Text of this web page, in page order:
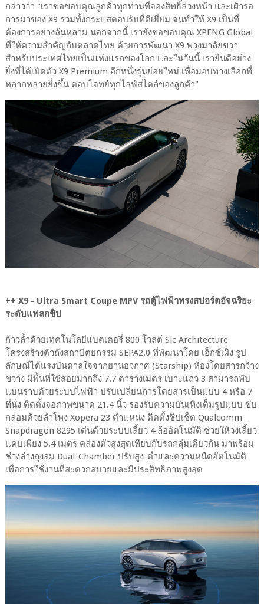
กล่าวว่า "เราขอขอบคุณลูกค้าทุกท่านที่จองสิทธิ์ล่วงหน้า และเฝ้ารอ
การมาของ X9 รวมทั้งกระแสตอบรับที่ดีเยี่ยม จนทำให้ X9 เป็นที่
ต้องการอย่างล้นหลาม นอกจากนี้ เรายังขอขอบคุณ XPENG Global
ที่ให้ความสำคัญกับตลาดไทย ด้วยการพัฒนา X9 พวงมาลัยขวา
สำหรับประเทศไทยเป็นแห่งแรกของโลก และในวันนี้ เรายินดีอย่าง
ยิ่งที่ได้เปิดตัว X9 Premium อีกหนึ่งรุ่นย่อยใหม่ เพื่อมอบทางเลือกที่
หลากหลายยิ่งขึ้น ตอบโจทย์ทุกไลฟ์สไตล์ของลูกค้า"
++ X9 - Ultra Smart Coupe MPV รถตู้ไฟฟ้าทรงสปอร์ตอัจฉริยะ
ระดับแฟลกชิป
ก้าวล้ำด้วยเทคโนโลยีแบตเตอรี่ 800 โวลต์ Sic Architecture
โครงสร้างตัวถังสถาปัตยกรรม SEPA2.0 ที่พัฒนาโดย เอ็กซ์เผิง รูป
ลักษณ์ได้แรงบันดาลใจจากยานอวกาศ (Starship) ห้องโดยสารกว้าง
ขวาง มีพื้นที่ใช้สอยมากถึง 7.7 ตารางเมตร เบาะแถว 3 สามารถพับ
แบนราบด้วยระบบไฟฟ้า ปรับเปลี่ยนการโดยสารเป็นแบบ 4 หรือ 7
ที่นั่ง ติดตั้งจอภาพขนาด 21.4 นิ้ว รองรับความบันเทิงเต็มรูปแบบ ขับ
กล่อมด้วยลำโพง Xopera 23 ตำแหน่ง ติดตั้งชิปเซ็ต Qualcomm
Snapdragon 8295 เด่นด้วยระบบเลี้ยว 4 ล้ออัตโนมัติ ช่วยให้วงเลี้ยว
แคบเพียง 5.4 เมตร คล่องตัวสูงสุดเทียบกับรถกลุ่มเดียวกัน มาพร้อม
ช่วงล่างถุงลม Dual-Chamber ปรับสูง-ต่ำและความหนืดอัตโนมัติ
เพื่อการใช้งานที่สะดวกสบายและมีประสิทธิภาพสูงสุด